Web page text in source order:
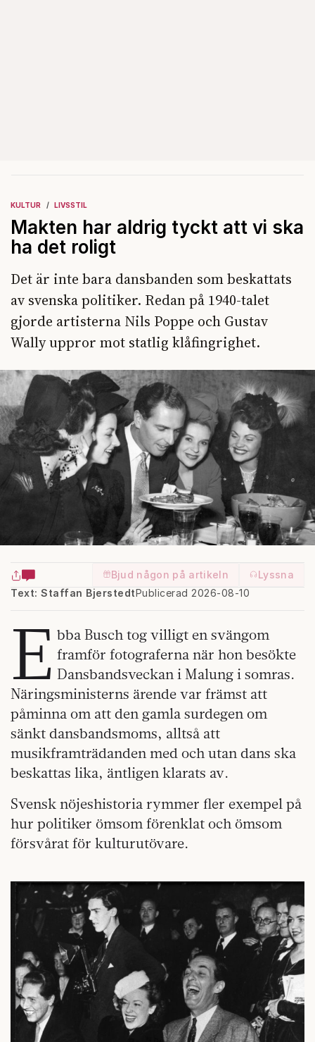
KULTUR LIVSSTIL
Makten har aldrig tyckt att vi ska
ha det roligt
Det är inte bara dansbanden som beskattats
av svenska politiker. Redan på 1940-talet
gjorde artisterna Nils Poppe och Gustav
Wally uppror mot statlig klåfingrighet.
Bjud någon på artikeln
Lyssna
Text: Staffan BjerstedtPublicerad 2026-08-10
E bba Busch tog villigt en svängom
framför fotograferna när hon besökte
Dansbandsveckan i Malung i somras.
Näringsministerns ärende var främst att
påminna om att den gamla surdegen om
sänkt dansbandsmoms, alltså att
musikframträdanden med och utan dans ska
beskattas lika, äntligen klarats av.
Svensk nöjeshistoria rymmer fler exempel på
hur politiker ömsom förenklat och ömsom
försvårat för kulturutövare.